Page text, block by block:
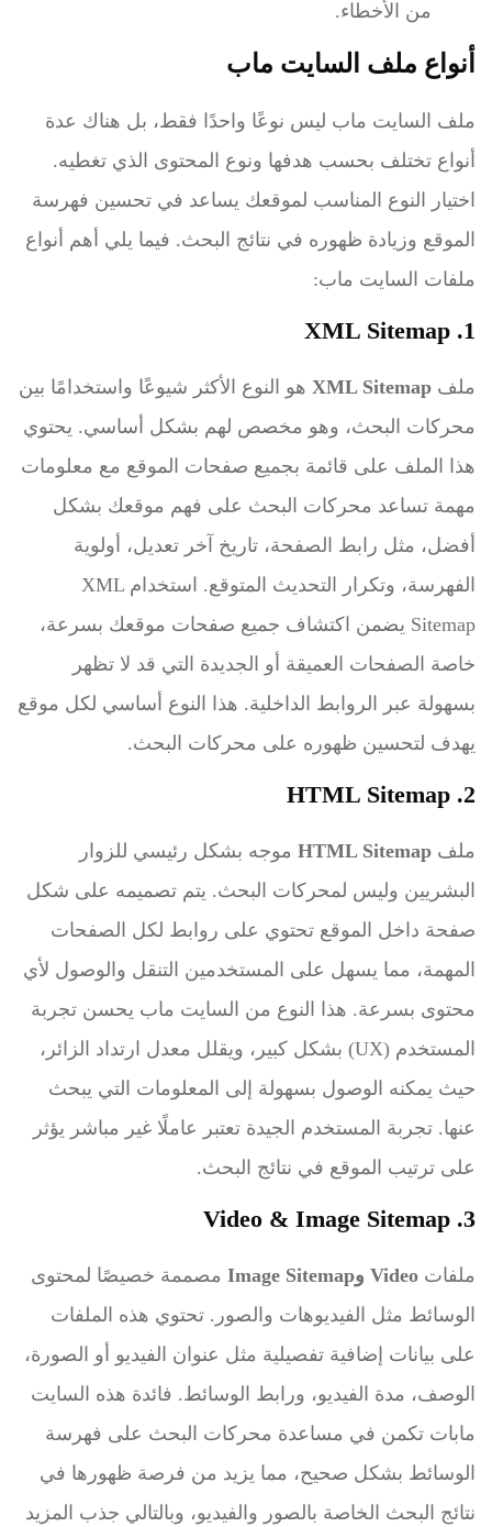
من الأخطاء.
أنواع ملف السايت ماب
ملف السايت ماب ليس نوعًا واحدًا فقط، بل هناك عدة
أنواع تختلف بحسب هدفها ونوع المحتوى الذي تغطيه.
اختيار النوع المناسب لموقعك يساعد في تحسين فهرسة
الموقع وزيادة ظهوره في نتائج البحث. فيما يلي أهم أنواع
ملفات السايت ماب:
1. XML Sitemap
ملف XML Sitemap هو النوع الأكثر شيوعًا واستخدامًا بين
محركات البحث، وهو مخصص لهم بشكل أساسي. يحتوي
هذا الملف على قائمة بجميع صفحات الموقع مع معلومات
مهمة تساعد محركات البحث على فهم موقعك بشكل
أفضل، مثل رابط الصفحة، تاريخ آخر تعديل، أولوية
الفهرسة، وتكرار التحديث المتوقع. استخدام XML
Sitemap يضمن اكتشاف جميع صفحات موقعك بسرعة،
خاصة الصفحات العميقة أو الجديدة التي قد لا تظهر
بسهولة عبر الروابط الداخلية. هذا النوع أساسي لكل موقع
يهدف لتحسين ظهوره على محركات البحث.
2. HTML Sitemap
ملف HTML Sitemap موجه بشكل رئيسي للزوار
البشريين وليس لمحركات البحث. يتم تصميمه على شكل
صفحة داخل الموقع تحتوي على روابط لكل الصفحات
المهمة، مما يسهل على المستخدمين التنقل والوصول لأي
محتوى بسرعة. هذا النوع من السايت ماب يحسن تجربة
المستخدم (UX) بشكل كبير، ويقلل معدل ارتداد الزائر،
حيث يمكنه الوصول بسهولة إلى المعلومات التي يبحث
عنها. تجربة المستخدم الجيدة تعتبر عاملًا غير مباشر يؤثر
على ترتيب الموقع في نتائج البحث.
3. Video & Image Sitemap
ملفات Video وImage Sitemap
مصممة خصيصًا لمحتوى
الوسائط مثل الفيديوهات والصور. تحتوي هذه الملفات
على بيانات إضافية تفصيلية مثل عنوان الفيديو أو الصورة،
الوصف، مدة الفيديو، ورابط الوسائط. فائدة هذه السايت
مابات تكمن في مساعدة محركات البحث على فهرسة
الوسائط بشكل صحيح، مما يزيد من فرصة ظهورها في
نتائج البحث الخاصة بالصور والفيديو، وبالتالي جذب المزيد